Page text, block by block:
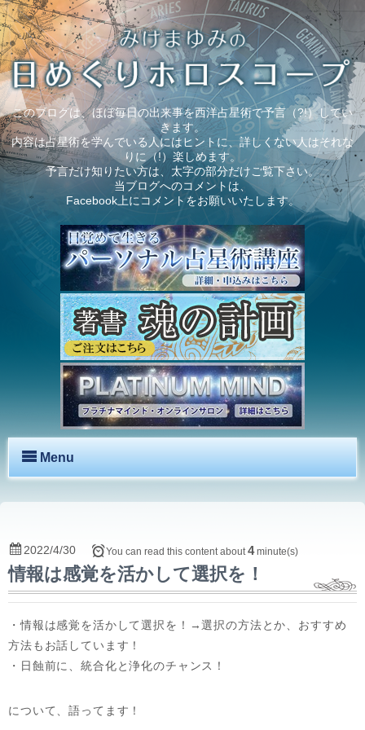
このブログは、ほぼ毎日の出来事を西洋占星術で予言（?!）してい
きます。
内容は占星術を学んでいる人にはヒントに、詳しくない人はそれな
りに（!）楽しめます。
予言だけ知りたい方は、太字の部分だけご覧下さい。
当ブログへのコメントは、
Facebook上にコメントをお願いいたします。
Menu
情報は感覚を活かして選択を！
2022/4/30 You can read this content about4minute(s)
・情報は感覚を活かして選択を！→選択の方法とか、おすすめ
方法もお話しています！
・日蝕前に、統合化と浄化のチャンス！
について、語ってます！